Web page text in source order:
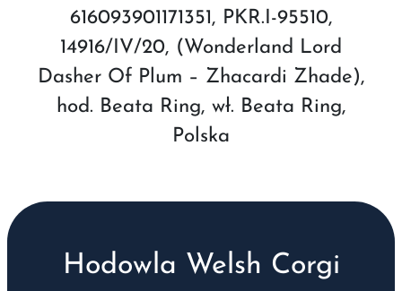
616093901171351, PKR.I-95510,
14916/IV/20, (Wonderland Lord
Dasher Of Plum – Zhacardi Zhade),
hod. Beata Ring, wł. Beata Ring,
Polska
Hodowla Welsh Corgi